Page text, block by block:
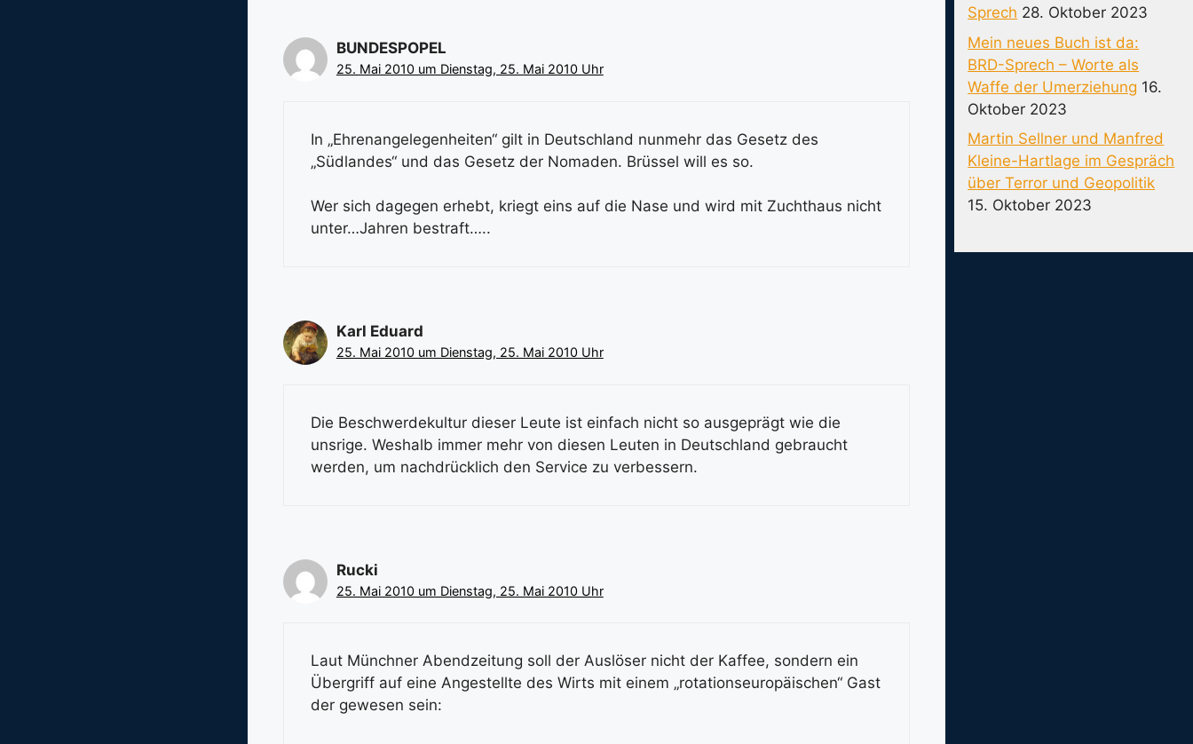
BUNDESPOPEL
25. Mai 2010 um Dienstag, 25. Mai 2010 Uhr
In „Ehrenangelegenheiten“ gilt in Deutschland nunmehr das Gesetz des
„Südlandes“ und das Gesetz der Nomaden. Brüssel will es so.
Wer sich dagegen erhebt, kriegt eins auf die Nase und wird mit Zuchthaus nicht
unter…Jahren bestraft…..
Karl Eduard
25. Mai 2010 um Dienstag, 25. Mai 2010 Uhr
Die Beschwerdekultur dieser Leute ist einfach nicht so ausgeprägt wie die
unsrige. Weshalb immer mehr von diesen Leuten in Deutschland gebraucht
werden, um nachdrücklich den Service zu verbessern.
Rucki
25. Mai 2010 um Dienstag, 25. Mai 2010 Uhr
Laut Münchner Abendzeitung soll der Auslöser nicht der Kaffee, sondern ein
Übergriff auf eine Angestellte des Wirts mit einem „rotationseuropäischen“ Gast
der gewesen sein:
Sprech 28. Oktober 2023
Mein neues Buch ist da:
BRD-Sprech – Worte als
Waffe der Umerziehung 16.
Oktober 2023
Martin Sellner und Manfred
Kleine-Hartlage im Gespräch
über Terror und Geopolitik
15. Oktober 2023